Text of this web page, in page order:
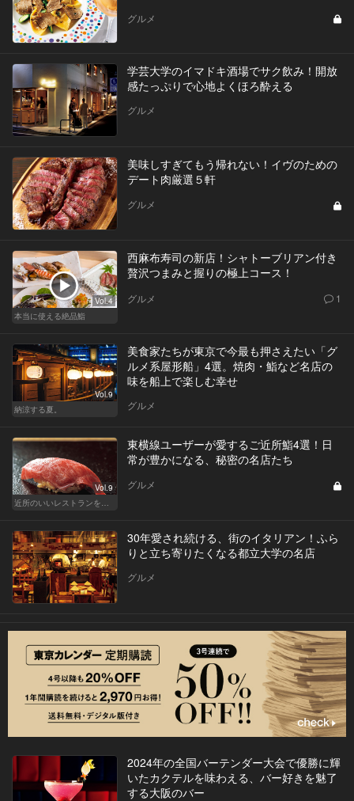
グルメ
学芸大学のイマドキ酒場でサク飲み！開放
感たっぷりで心地よくほろ酔える
グルメ
美味しすぎてもう帰れない！イヴのための
デート肉厳選５軒
グルメ
Vol.4
本当に使える絶品鮨
西麻布寿司の新店！シャトーブリアン付き
贅沢つまみと握りの極上コース！
グルメ 1
Vol.9
納涼する夏。
美食家たちが東京で今最も押さえたい「グ
ルメ系屋形船」4選。焼肉・鮨など名店の
味を船上で楽しむ幸せ
グルメ
Vol.9
近所のいいレストランを知りたい！東横、目黒線、世田谷などを深堀！
東横線ユーザーが愛するご近所鮨4選！日
常が豊かになる、秘密の名店たち
グルメ
30年愛され続ける、街のイタリアン！ふら
りと立ち寄りたくなる都立大学の名店
グルメ
2024年の全国バーテンダー大会で優勝に輝
いたカクテルを味わえる、バー好きを魅了
する大阪のバー